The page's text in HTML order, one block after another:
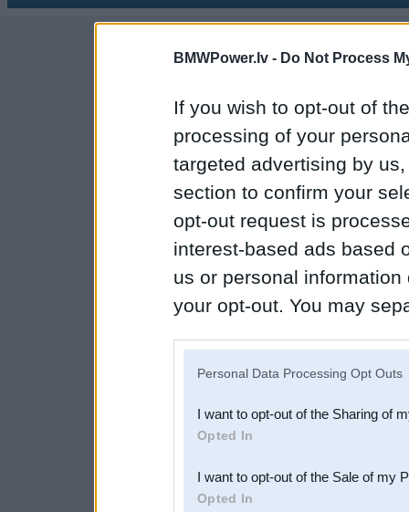
BMWPower.lv - Do Not Process
If you wish to opt-out of
processing of your
targeted advertising by
section to confirm your
opt-out request is
interest-based ads based
us or personal
your opt-out. You may
Downstream Participants
third parties.
Personal Data Processing Opt Outs
I want to opt-out of the Sharing of
Opted In
I want to opt-out of the Sale of my
Opted In